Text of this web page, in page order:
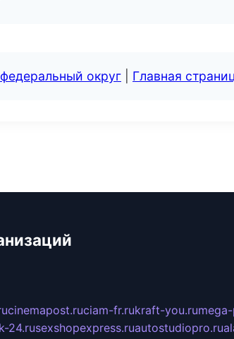
округ Главная
cinemapost.ruciam-fr.rukraft-you.ru
24.rusexshopexpress.ruautostudiopro.ru